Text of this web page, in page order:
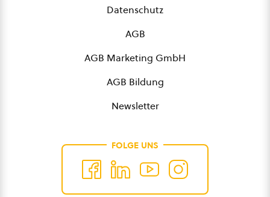
Datenschutz
AGB
AGB Marketing GmbH
AGB Bildung
Newsletter
FOLGE UNS